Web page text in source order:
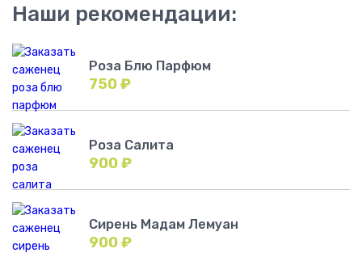
Наши рекомендации:
Роза Блю Парфюм
750₽
Роза Салита
900₽
Сирень Мадам Лемуан
900₽